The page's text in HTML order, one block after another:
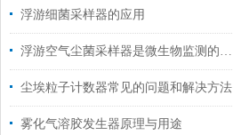
浮游细菌采样器的应用
浮游空气尘菌采样器是微生物监测的前沿工具
尘埃粒子计数器常见的问题和解决方法
雾化气溶胶发生器原理与用途